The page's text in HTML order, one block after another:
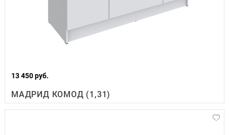
13 450 руб.
МАДРИД КОМОД (1,31)